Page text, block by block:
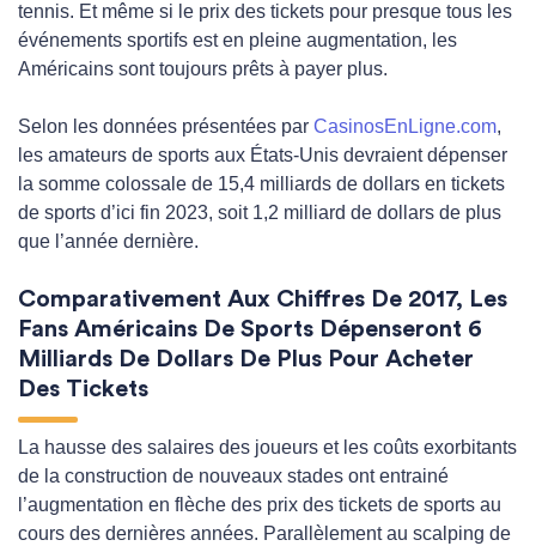
tennis. Et même si le prix des tickets pour presque tous les
événements sportifs est en pleine augmentation, les
Américains sont toujours prêts à payer plus.
Selon les données présentées par CasinosEnLigne.com,
les amateurs de sports aux États-Unis devraient dépenser
la somme colossale de 15,4 milliards de dollars en tickets
de sports d’ici fin 2023, soit 1,2 milliard de dollars de plus
que l’année dernière.
Comparativement Aux Chiffres De 2017, Les
Fans Américains De Sports Dépenseront 6
Milliards De Dollars De Plus Pour Acheter
Des Tickets
La hausse des salaires des joueurs et les coûts exorbitants
de la construction de nouveaux stades ont entrainé
l’augmentation en flèche des prix des tickets de sports au
cours des dernières années. Parallèlement au scalping de